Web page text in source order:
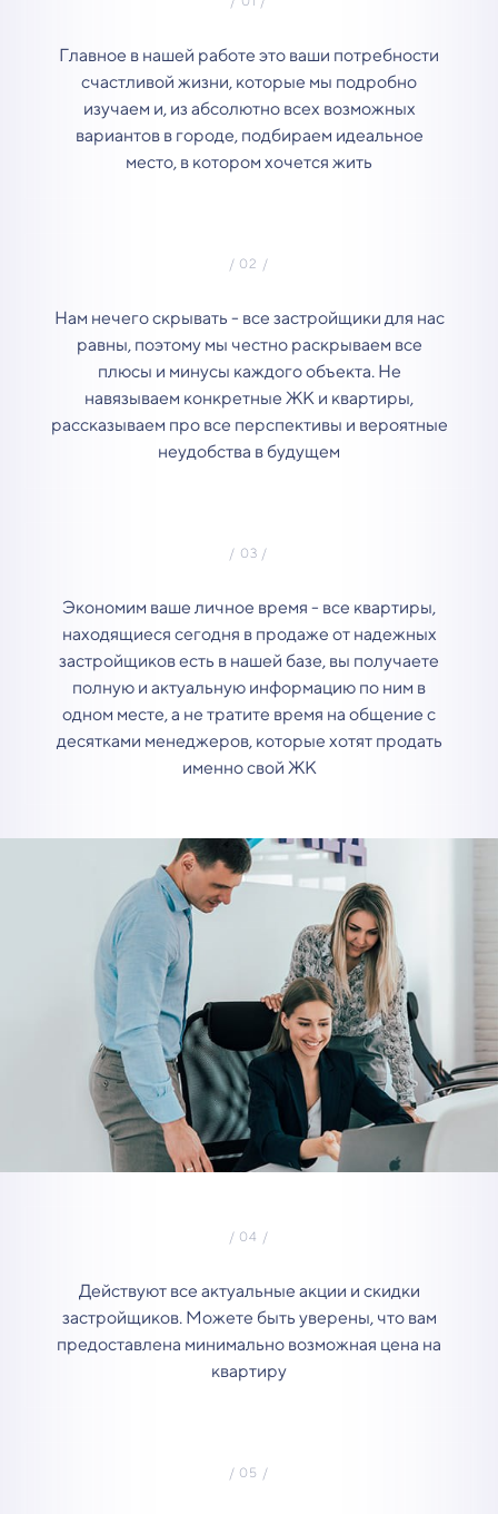
Главное в нашей работе это ваши потребности
счастливой жизни, которые мы подробно
изучаем и, из абсолютно всех возможных
вариантов в городе, подбираем идеальное
место, в котором хочется жить
Нам нечего скрывать - все застройщики для нас
равны, поэтому мы честно раскрываем все
плюсы и минусы каждого объекта. Не
навязываем конкретные ЖК и квартиры,
рассказываем про все перспективы и вероятные
неудобства в будущем
Экономим ваше личное время - все квартиры,
находящиеся сегодня в продаже от надежных
застройщиков есть в нашей базе, вы получаете
полную и актуальную информацию по ним в
одном месте, а не тратите время на общение с
десятками менеджеров, которые хотят продать
именно свой ЖК
Действуют все актуальные акции и скидки
застройщиков. Можете быть уверены, что вам
предоставлена минимально возможная цена на
квартиру